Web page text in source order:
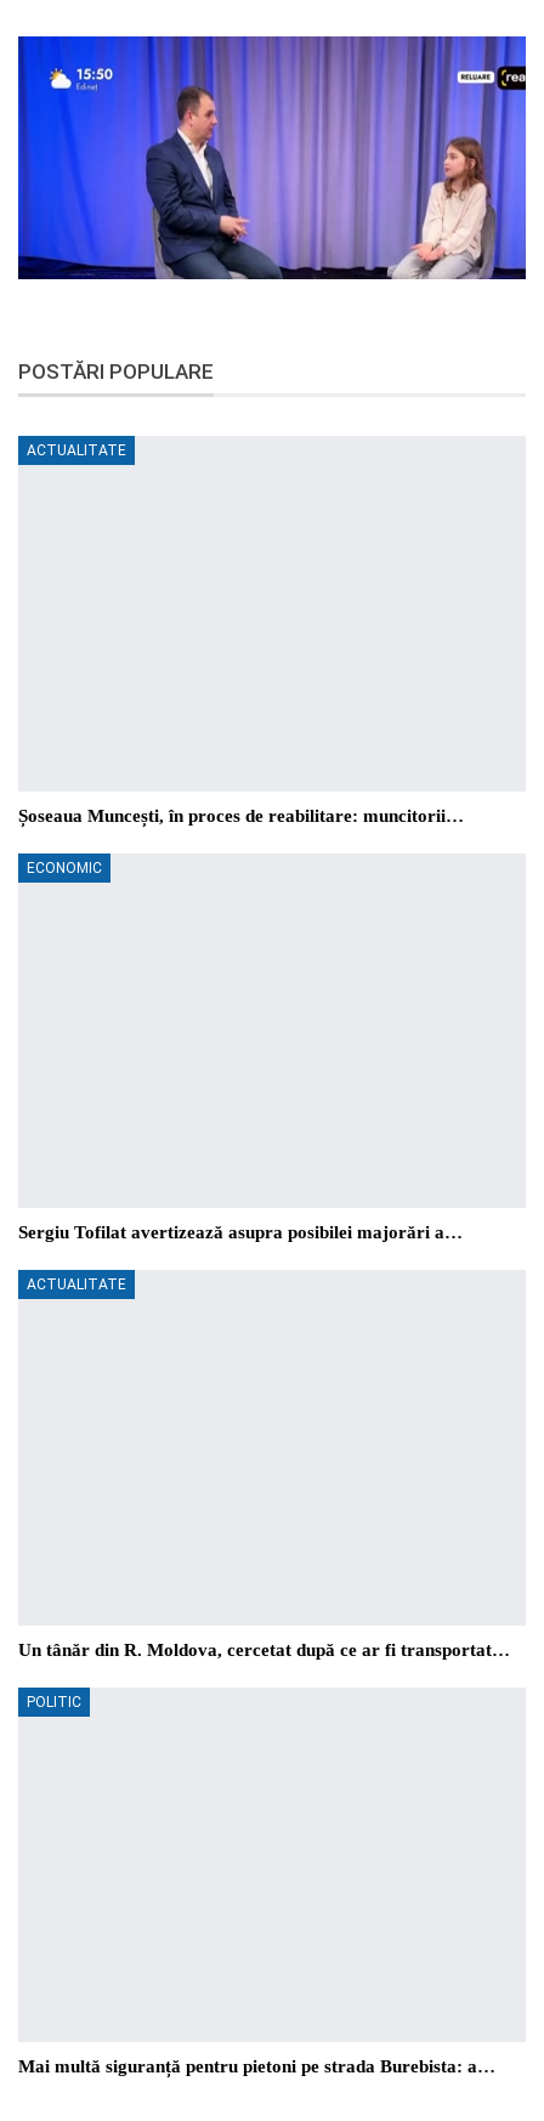
POSTĂRI POPULARE
ACTUALITATE
Șoseaua Muncești, în proces de reabilitare: muncitorii…
ECONOMIC
Sergiu Tofilat avertizează asupra posibilei majorări a…
ACTUALITATE
Un tânăr din R. Moldova, cercetat după ce ar fi transportat…
POLITIC
Mai multă siguranță pentru pietoni pe strada Burebista: a…